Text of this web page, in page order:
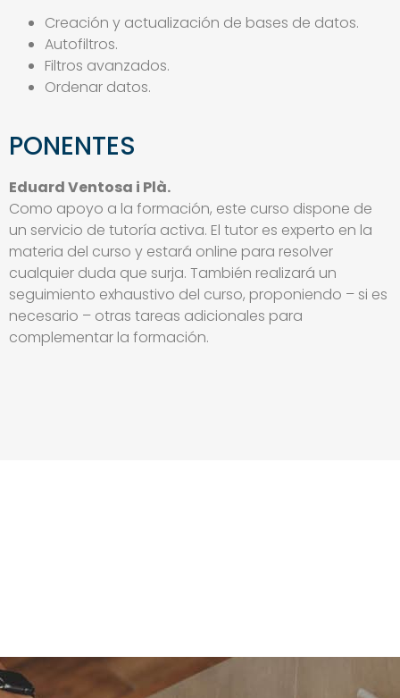
Creación y actualización de bases de datos.
Autofiltros.
Filtros avanzados.
Ordenar datos.
PONENTES
Eduard Ventosa i Plà.
Como apoyo a la formación, este curso dispone de
un servicio de tutoría activa. El tutor es experto en la
materia del curso y estará online para resolver
cualquier duda que surja. También realizará un
seguimiento exhaustivo del curso, proponiendo – si es
necesario – otras tareas adicionales para
complementar la formación.